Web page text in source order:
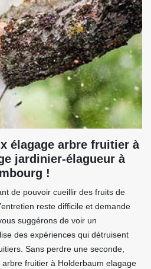
élagage arbre fruitier à
jardinier-élagueur à
!
de pouvoir cueillir des fruits de
reste difficile et demande
suggérons de voir un
des expériences qui détruisent
Sans perdre une seconde,
fruitier à Holderbaum elagage